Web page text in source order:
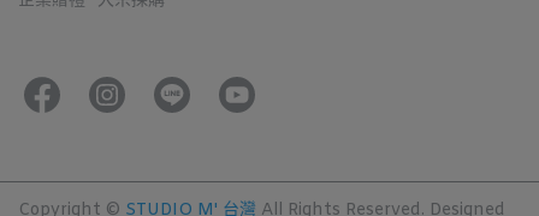
Copyright © STUDIO M' 台灣 All Rights Reserved. Designed